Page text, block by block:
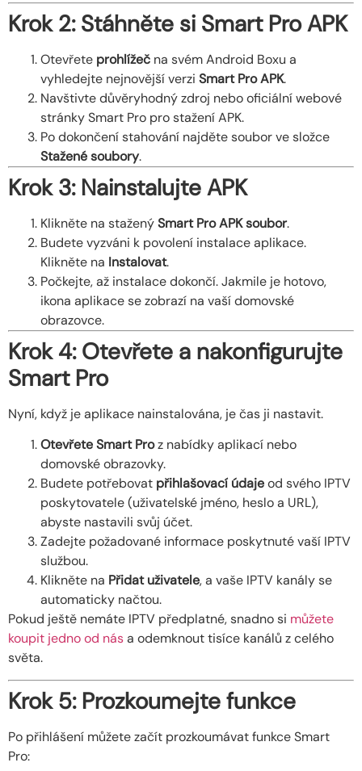
Krok 2: Stáhněte si Smart Pro APK
Otevřete prohlížeč na svém Android Boxu a
vyhledejte nejnovější verzi Smart Pro APK.
Navštivte důvěryhodný zdroj nebo oficiální webové
stránky Smart Pro pro stažení APK.
Po dokončení stahování najděte soubor ve složce
Stažené soubory.
Krok 3: Nainstalujte APK
Klikněte na staženýSmart Pro APK soubor.
Budete vyzváni k povolení instalace aplikace.
Klikněte na Instalovat.
Počkejte, až instalace dokončí. Jakmile je hotovo,
ikona aplikace se zobrazí na vaší domovské
obrazovce.
Krok 4: Otevřete a nakonfigurujte
Smart Pro
Nyní, když je aplikace nainstalována, je čas ji nastavit.
Otevřete Smart Proz nabídky aplikací nebo
domovské obrazovky.
Budete potřebovat přihlašovací údajeod svého IPTV
poskytovatele (uživatelské jméno, heslo a URL),
abyste nastavili svůj účet.
Zadejte požadované informace poskytnuté vaší IPTV
službou.
Klikněte na Přidat uživatele, a vaše IPTV kanály se
automaticky načtou.
Pokud ještě nemáte IPTV předplatné, snadno si můžete
koupit jedno od nása odemknout tisíce kanálů z celého
světa.
Krok 5: Prozkoumejte funkce
Po přihlášení můžete začít prozkoumávat funkce Smart
Pro: